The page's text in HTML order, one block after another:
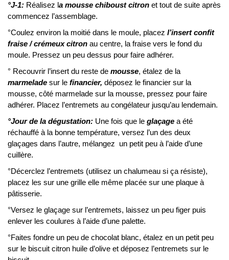
°J-1: Réalisez la mousse chiboust citron et tout de suite après
commencez l’assemblage.
°Coulez environ la moitié dans le moule, placez l’insert confit
fraise / crémeux citron au centre, la fraise vers le fond du
moule. Pressez un peu dessus pour faire adhérer.
° Recouvrir l’insert du reste de mousse, étalez de la
marmelade sur le financier, déposez le financier sur la
mousse, côté marmelade sur la mousse, pressez pour faire
adhérer. Placez l’entremets au congélateur jusqu’au lendemain.
°Jour de la dégustation: Une fois que le glaçage a été
réchauffé à la bonne température, versez l’un des deux
glaçages dans l’autre, mélangez un petit peu à l’aide d’une
cuillère.
°Décerclez l’entremets (utilisez un chalumeau si ça résiste),
placez les sur une grille elle même placée sur une plaque à
pâtisserie.
°Versez le glaçage sur l’entremets, laissez un peu figer puis
enlever les coulures à l’aide d’une palette.
°Faites fondre un peu de chocolat blanc, étalez en un petit peu
sur le biscuit citron huile d’olive et déposez l’entremets sur le